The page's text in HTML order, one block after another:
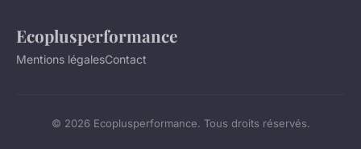
Ecoplusperformance
Mentions légalesContact
© 2026 Ecoplusperformance. Tous droits réservés.